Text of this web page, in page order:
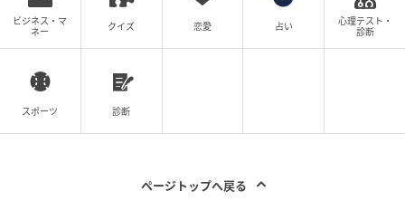
たくさんの感動をもらえる『コンビニ兄弟 テンダネス
場するという。それは、橋本マナミが演じる“成仏でき
ない幽霊”乾一子がミツに取り憑き、大騒ぎになるエピ
ソードだ。一彦が、除霊騒動で存在感を発揮するとい
ビジネス・マ
ネー
クイズ 恋愛 占い
心理テスト・
診断
スポーツ 診断
ページトップへ戻る